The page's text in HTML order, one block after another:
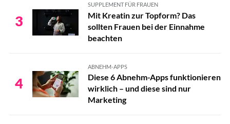
3
SUPPLEMENT FÜR FRAUEN
Mit Kreatin zur Topform? Das
sollten Frauen bei der Einnahme
beachten
4
ABNEHM-APPS
Diese 6 Abnehm-Apps funktionieren
wirklich – und diese sind nur
Marketing